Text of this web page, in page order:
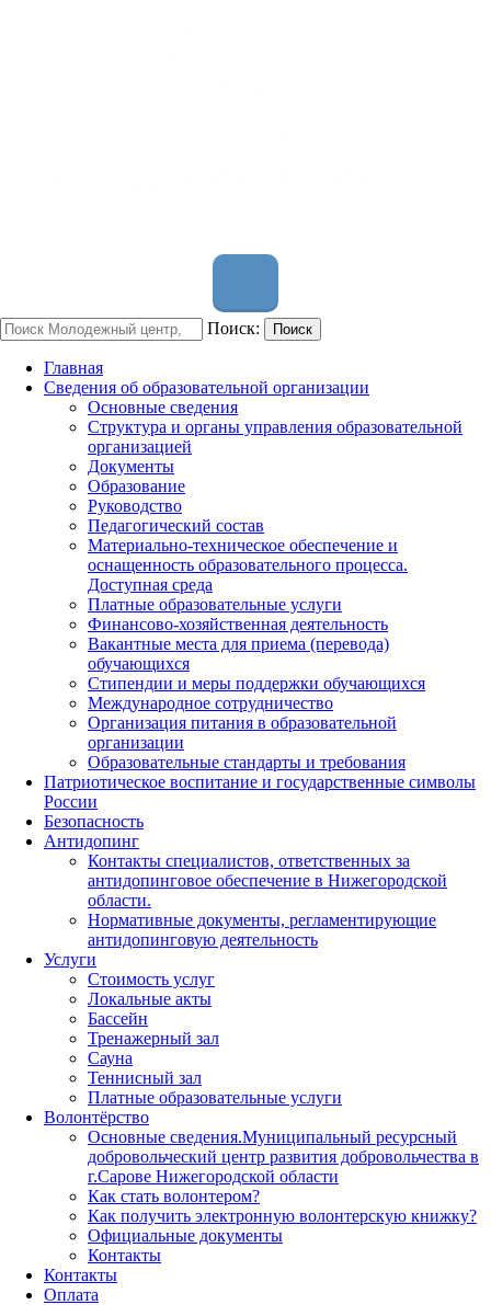
Поиск: Поиск
Главная
Сведения об образовательной организации
Основные сведения
Структура и органы управления образовательной
организацией
Документы
Образование
Руководство
Педагогический состав
Материально-техническое обеспечение и
оснащенность образовательного процесса.
Доступная среда
Платные образовательные услуги
Финансово-хозяйственная деятельность
Вакантные места для приема (перевода)
обучающихся
Стипендии и меры поддержки обучающихся
Международное сотрудничество
Организация питания в образовательной
организации
Образовательные стандарты и требования
Патриотическое воспитание и государственные символы
России
Безопасность
Антидопинг
Контакты специалистов, ответственных за
антидопинговое обеспечение в Нижегородской
области.
Нормативные документы, регламентирующие
антидопинговую деятельность
Услуги
Стоимость услуг
Локальные акты
Бассейн
Тренажерный зал
Сауна
Теннисный зал
Платные образовательные услуги
Волонтёрство
Основные сведения.Муниципальный ресурсный
добровольческий центр развития добровольчества в
г.Сарове Нижегородской области
Как стать волонтером?
Как получить электронную волонтерскую книжку?
Официальные документы
Контакты
Контакты
Оплата